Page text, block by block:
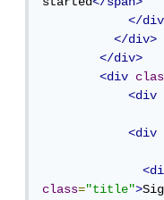
</
</div>
</div>
<div
<div
<div
class="title">